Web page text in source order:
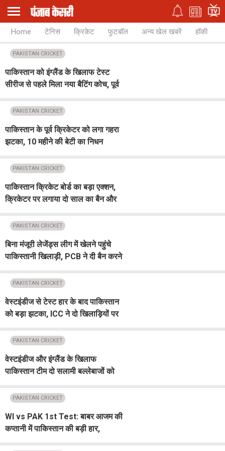
Home टेनिस क्रिकेट फुटबॉल अन्य खेल खबरें हॉकी
PAKISTAN CRICKET
पाकिस्तान को इंग्लैंड के खिलाफ टेस्ट
सीरीज से पहले मिला नया बैटिंग कोच, पूर्व
PAKISTAN CRICKET
पाकिस्तान के पूर्व क्रिकेटर को लगा गहरा
झटका, 10 महीने की बेटी का निधन
PAKISTAN CRICKET
पाकिस्तान क्रिकेट बोर्ड का बड़ा एक्शन,
क्रिकेटर पर लगाया दो साल का बैन और
PAKISTAN CRICKET
बिना मंजूरी लेजेंड्स लीग में खेलने पहुंचे
पाकिस्तानी खिलाड़ी, PCB ने दी बैन करने
PAKISTAN CRICKET
वेस्टइंडीज से टेस्ट हार के बाद पाकिस्तान
को बड़ा झटका, ICC ने दो खिलाड़ियों पर
PAKISTAN CRICKET
वेस्टइंडीज और इंग्लैंड के खिलाफ
पाकिस्तान टीम दो सलामी बल्लेबाजों को
PAKISTAN CRICKET
WI vs PAK 1st Test: बाबर आजम की
कप्तानी में पाकिस्तान की बड़ी हार,